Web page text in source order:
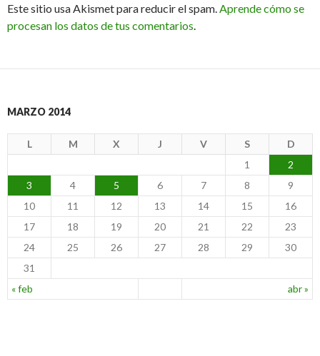
Este sitio usa Akismet para reducir el spam.Aprende cómo se
procesan los datos de tus comentarios.
MARZO 2014
L M X J V S D
« feb abr »
1
2
3
4 5 6 7 8
9
10
11 12 13 14 15
16
17
18 19 20 21 22
23
24
25 26 27 28 29
30
31